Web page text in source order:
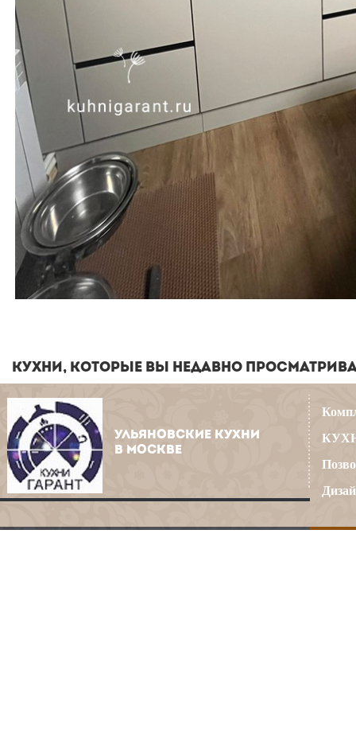
КУХНИ, КОТОРЫЕ ВЫ НЕДАВНО
УЛЬЯНОВСКИЕ КУХНИ
В МОСКВЕ